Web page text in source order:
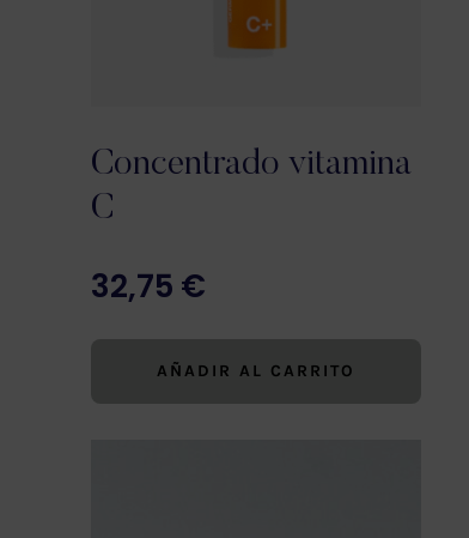
Concentrado vitamina
C
32,75 €
AÑADIR AL CARRITO